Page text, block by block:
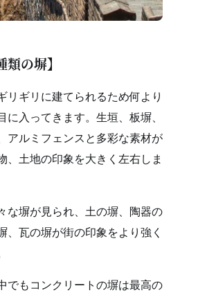
類の塀】
リギリに建てられるため何より
に入ってきます。生垣、板塀、
アルミフェンスと多彩な素材が
、土地の印象を大きく左右しま
な塀が見られ、土の塀、陶器の
、瓦の塀が街の印象をより強く
でもコンクリートの塀は最高の